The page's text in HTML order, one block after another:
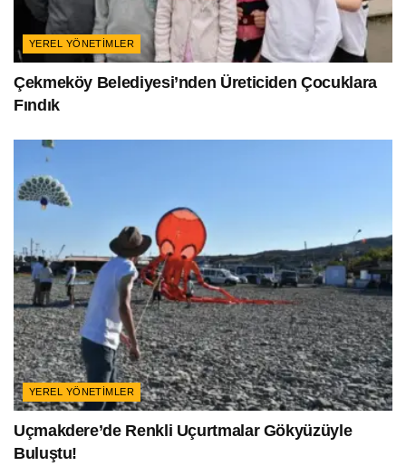
YEREL YÖNETIMLER
Çekmeköy Belediyesi’nden Üreticiden Çocuklara
Fındık
YEREL YÖNETIMLER
Uçmakdere’de Renkli Uçurtmalar Gökyüzüyle
Buluştu!